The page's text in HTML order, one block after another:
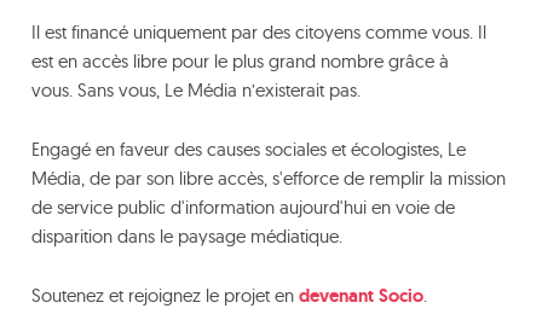
Il est financé uniquement par des citoyens comme vous. Il
est en accès libre pour le plus grand nombre grâce à
vous. Sans vous, Le Média n’existerait pas.
Engagé en faveur des causes sociales et écologistes, Le
Média, de par son libre accès, s'efforce de remplir la mission
de service public d'information aujourd'hui en voie de
disparition dans le paysage médiatique.
Soutenez et rejoignez le projet en devenant Socio.